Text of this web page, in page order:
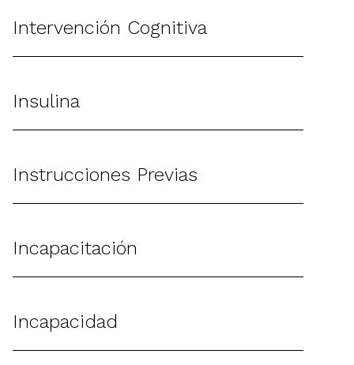
Intervención Cognitiva
Insulina
Instrucciones Previas
Incapacitación
Incapacidad